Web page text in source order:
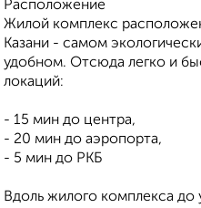
Расположение
Жилой комплекс
Казани - самом
удобном. Отсюда легко и
локаций:
- 15 мин до центра,
- 20 мин до аэропорта,
- 5 мин до РКБ
Вдоль жилого комплекса до